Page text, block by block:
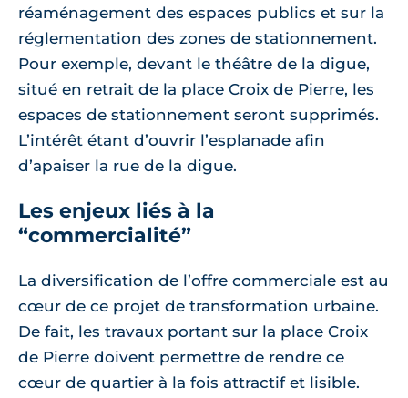
réaménagement des espaces publics et sur la
réglementation des zones de stationnement.
Pour exemple, devant le théâtre de la digue,
situé en retrait de la place Croix de Pierre, les
espaces de stationnement seront supprimés.
L’intérêt étant d’ouvrir l’esplanade afin
d’apaiser la rue de la digue.
Les enjeux liés à la
“commercialité”
La diversification de l’offre commerciale est au
cœur de ce projet de transformation urbaine.
De fait, les travaux portant sur la place Croix
de Pierre doivent permettre de rendre ce
cœur de quartier à la fois attractif et lisible.